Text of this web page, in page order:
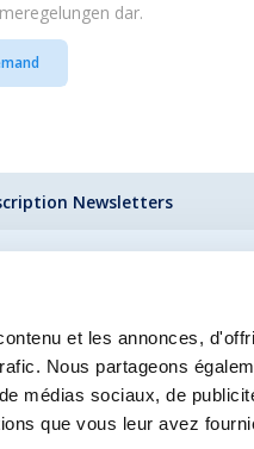
et les annonces,
Nous partageons
médias sociaux, de
que vous leur avez
dar.
Newsletters